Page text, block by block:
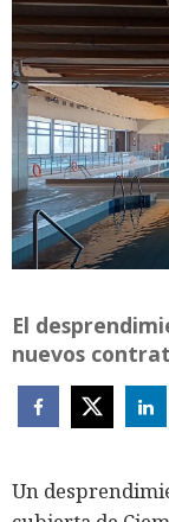
El
nuevos
Un